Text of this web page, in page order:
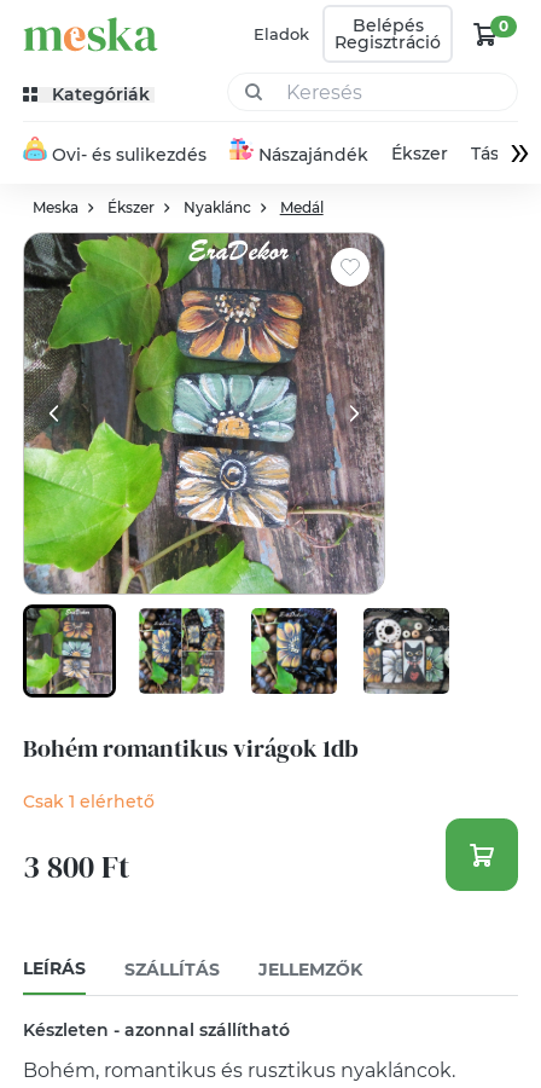
Eladok Belépés
Regisztráció
0
Kategóriák
Ovi- és sulikezdés Nászajándék Ékszer Táska»
Meska Ékszer Nyaklánc Medál
Bohém romantikus virágok 1db
Csak 1 elérhető
3 800 Ft
LEÍRÁS SZÁLLÍTÁS JELLEMZŐK
Készleten - azonnal szállítható
Bohém, romantikus és rusztikus nyakláncok.